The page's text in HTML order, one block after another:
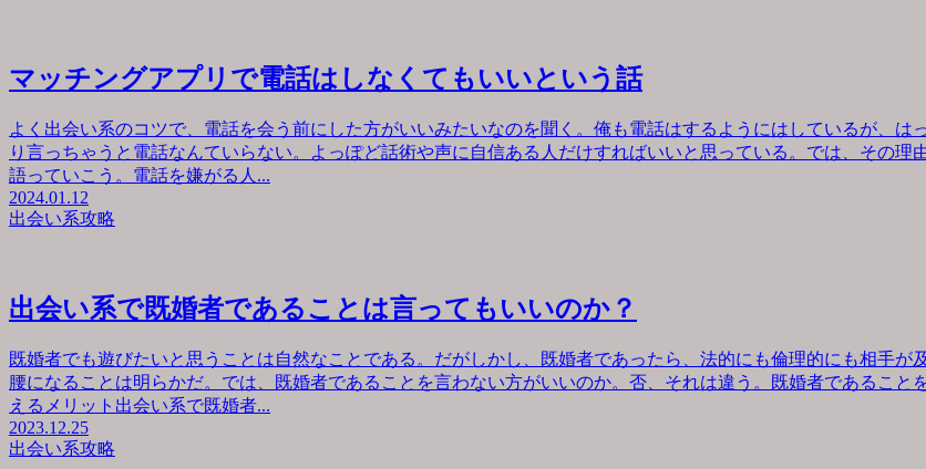
マッチングアプリで電話はしなくてもいいという話
よく出会い系のコツで、電話を会う前にした方がいいみたいなのを聞く。俺も電話はするようにはしているが、は
り言っちゃうと電話なんていらない。よっぽど話術や声に自信ある人だけすればいいと思っている。では、その理
語っていこう。電話を嫌がる人...
2024.01.12
出会い系攻略
出会い系で既婚者であることは言ってもいいのか？
既婚者でも遊びたいと思うことは自然なことである。だがしかし、既婚者であったら、法的にも倫理的にも相手が
腰になることは明らかだ。では、既婚者であることを言わない方がいいのか。否、それは違う。既婚者であること
えるメリット出会い系で既婚者...
2023.12.25
出会い系攻略